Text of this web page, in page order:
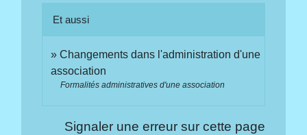
Et aussi
Changements dans l'administration d'une
association
Formalités administratives d'une association
Signaler une erreur sur cette page